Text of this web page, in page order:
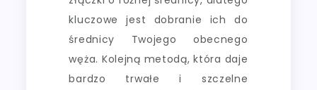
kluczowe jest dobranie ich do
średnicy Twojego obecnego
węża. Kolejną metodą, która daje
bardzo trwałe i szczelne